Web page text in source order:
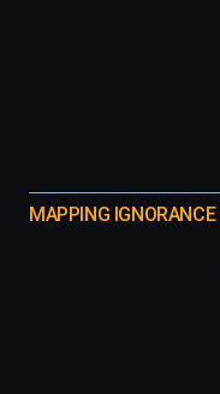
MAPPING IGNORANCE